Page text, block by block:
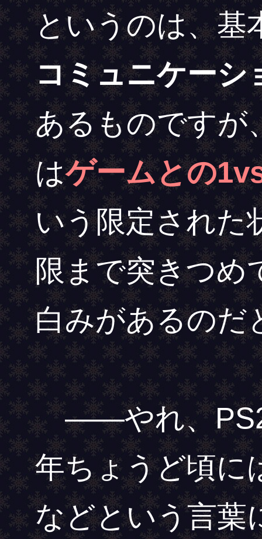
というのは、基
コミュニケーシ
あるものですが
はゲームとの
いう限定された
限まで突きつめ
白みがあるのだ
――やれ、PS2
年ちょうど頃に
などという言葉